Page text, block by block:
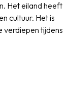
Het eiland heeft
cultuur. Het is
verdiepen tijdens